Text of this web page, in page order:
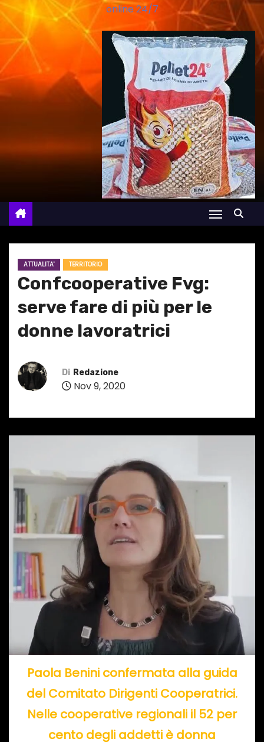
online 24/7
ATTUALITA' TERRITORIO
Confcooperative Fvg:
serve fare di più per le
donne lavoratrici
Di Redazione
Nov 9, 2020
Paola Benini confermata alla guida
del Comitato Dirigenti Cooperatrici.
Nelle cooperative regionali il 52 per
cento degli addetti è donna